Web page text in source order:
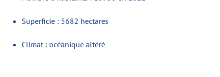
Superficie : 5682 hectares
Climat : océanique altéré